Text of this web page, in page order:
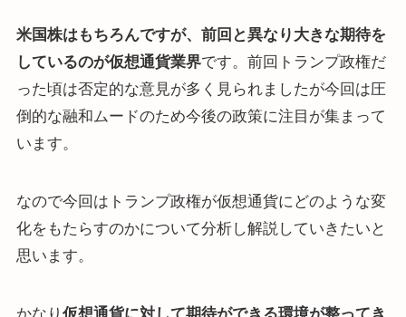
米国株はもちろんですが、前回と異なり大きな期待を
しているのが仮想通貨業界です。前回トランプ政権だ
った頃は否定的な意見が多く見られましたが今回は圧
倒的な融和ムードのため今後の政策に注目が集まって
います。
なので今回はトランプ政権が仮想通貨にどのような変
化をもたらすのかについて分析し解説していきたいと
思います。